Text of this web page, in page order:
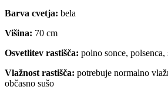
Barva cvetja: bela
Višina: 70 cm
Osvetlitev rastišča: polno sonce, polsenca,
Vlažnost rastišča: potrebuje normalno
občasno sušo